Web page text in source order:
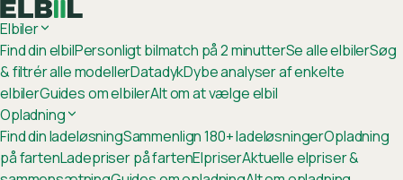
Elbiler
Find din elbilPersonligt bilmatch på 2 minutterSe alle elbilerSøg
& filtrér alle modellerDatadykDybe analyser af enkelte
elbilerGuides om elbilerAlt om at vælge elbil
Opladning
Find din ladeløsningSammenlign 180+ ladeløsningerOpladning
på fartenLadepriser på fartenElpriserAktuelle elpriser &